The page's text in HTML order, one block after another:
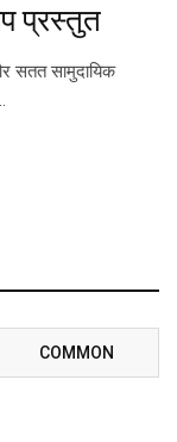
प्रस्तुत
सतत सामुदायिक
COMMON